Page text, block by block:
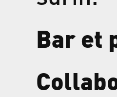
Bar et